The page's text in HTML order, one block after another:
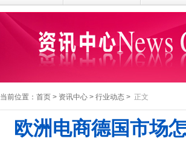
当前位置： 首页 > 资讯中心 > 行业动态 > 正文
欧洲电商德国市场